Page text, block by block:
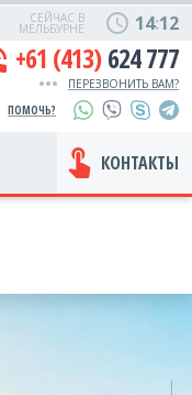
СЕЙЧАС В
МЕЛЬБУРНЕ schedule 14:12
+61 (413) 624 777
more_horiz ПЕРЕЗВОНИТЬ ВАМ?
ПОМОЧЬ?
touch_app КОНТАКТЫ